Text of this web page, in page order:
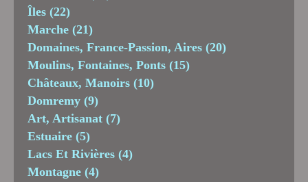
Îles (22)
Marche (21)
Domaines, France-Passion, Aires (20)
Moulins, Fontaines, Ponts (15)
Châteaux, Manoirs (10)
Domremy (9)
Art, Artisanat (7)
Estuaire (5)
Lacs Et Rivières (4)
Montagne (4)